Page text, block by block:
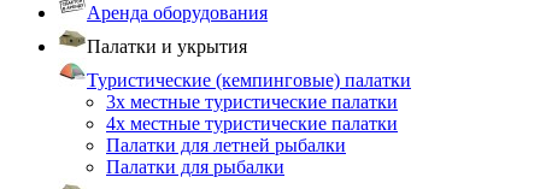
Аренда оборудования
Палатки и укрытия
Туристические (кемпинговые) палатки
3х местные туристические палатки
4х местные туристические палатки
Палатки для летней рыбалки
Палатки для рыбалки